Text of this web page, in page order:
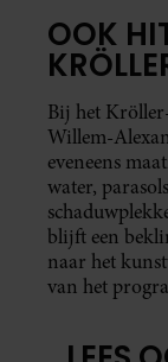
OOK
Bij het
Willem-
eveneens
water,
blijft een
naar het
van het